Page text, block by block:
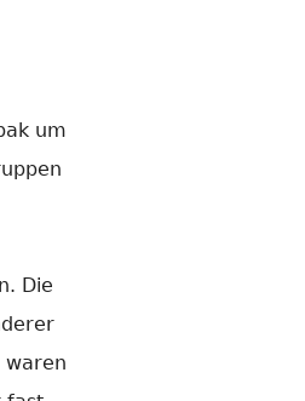
um
Die
waren